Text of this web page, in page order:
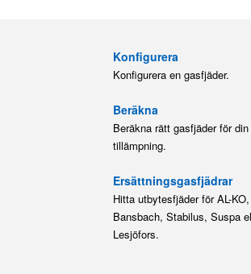
Konfigurera
Konfigurera en gasfjäder.
Beräkna
Beräkna rätt gasfjäder för din
tillämpning.
Ersättningsgasfjädrar
Hitta utbytesfjäder för AL-
Bansbach, Stabilus, Suspa
Lesjöfors.